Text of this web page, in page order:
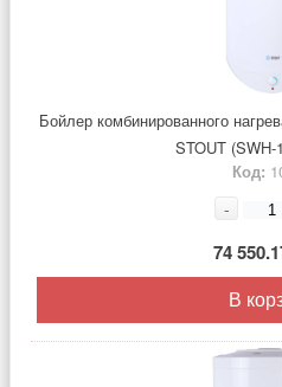
Бойлер комбинированного
STOUT (SWH-
Код:
-
74
В